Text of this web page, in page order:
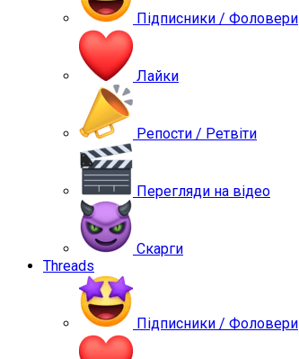
Підписники / Фоловери
Лайки
Репости / Ретвіти
Перегляди на відео
Скарги
Threads
Підписники / Фоловери